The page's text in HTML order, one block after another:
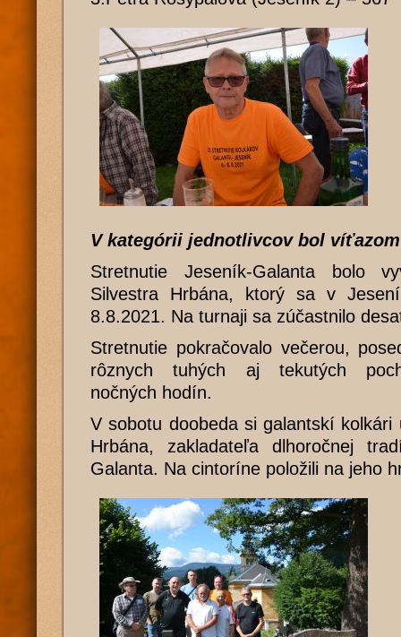
V kategórii jednotlivcov bol
Stretnutie Jeseník-Galanta bolo
Silvestra Hrbána, ktorý sa v
8.8.2021. Na turnaji sa zúčastnilo
Stretnutie pokračovalo večerou,
rôznych tuhých aj tekutých
nočných hodín.
V sobotu doobeda si galantskí kolkári
Hrbána, zakladateľa dlhoročnej
Galanta. Na cintoríne položili na jeho